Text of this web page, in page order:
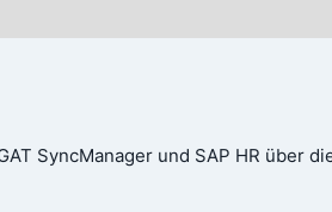
SyncManager und SAP HR über